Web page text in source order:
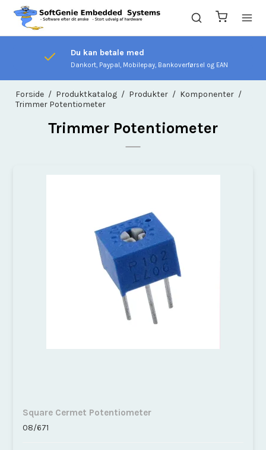
Du kan betale med
Dankort, Paypal, Mobilepay, Bankoverførsel og EAN
Forside / Produktkatalog / Produkter / Komponenter /
Trimmer Potentiometer
Trimmer Potentiometer
Square Cermet Potentiometer
08/671